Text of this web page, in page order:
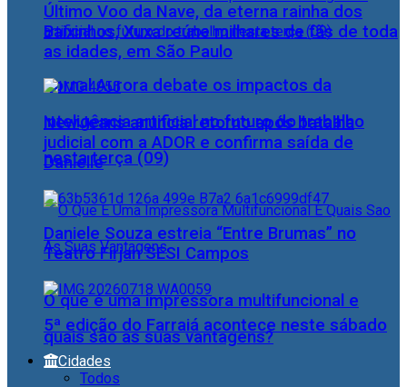
Jornal Aurora debate os impactos da
inteligência artificial no futuro do trabalho
nesta terça (09)
O que é uma impressora multifuncional e
quais são as suas vantagens?
Último Voo da Nave, da eterna rainha dos
Baixinhos, Xuxa reúne milhares de fãs de toda
as idades, em São Paulo
NewJeans anuncia retorno após batalha
judicial com a ADOR e confirma saída de
Danielle
Daniele Souza estreia “Entre Brumas” no
Teatro Firjan SESI Campos
5ª edição do Farraiá acontece neste sábado
Cidades
Todos